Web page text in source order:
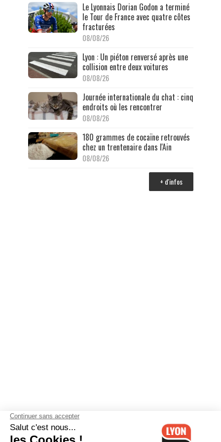
Le Lyonnais Dorian Godon a terminé
le Tour de France avec quatre côtes
fracturées
08/08/26
Lyon : Un piéton renversé après une
collision entre deux voitures
08/08/26
Journée internationale du chat : cinq
endroits où les rencontrer
08/08/26
180 grammes de cocaïne retrouvés
chez un trentenaire dans l'Ain
08/08/26
+ d'infos